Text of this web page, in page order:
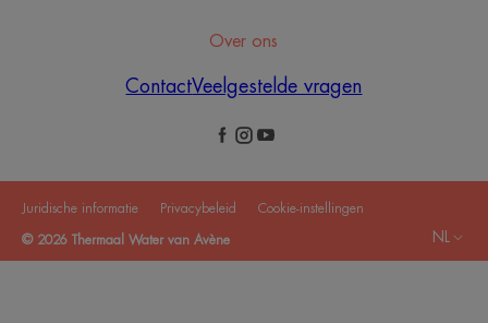
Over ons
ContactVeelgestelde vragen
Juridische informatie Privacybeleid Cookie-instellingen
© 2026 Thermaal Water van Avène NL